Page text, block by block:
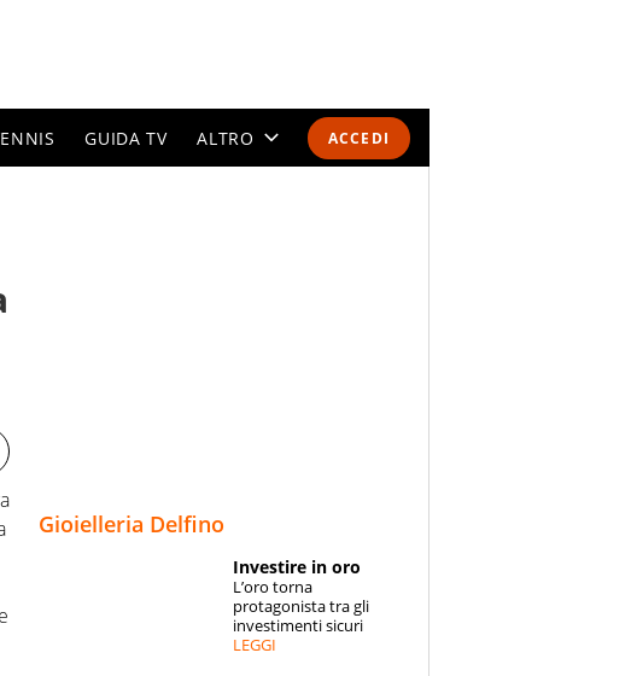
ACCEDI
GUIDA TV ALTRO
SPECIALI
Gioielleria Delfino
Investire in oro
L’oro torna
protagonista tra gli
investimenti sicuri
LEGGI